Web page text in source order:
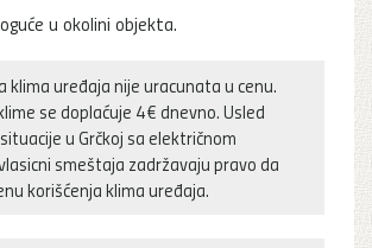
u okolini objekta.
klima uređaja nije uracunata u cenu.
se doplaćuje 4€ dnevno. Usled
u Grčkoj sa električnom
smeštaja zadržavaju pravo da
korišćenja klima uređaja.